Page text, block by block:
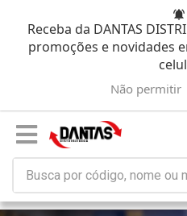
Receba da DANTAS
promoções e novidades
Não permitir